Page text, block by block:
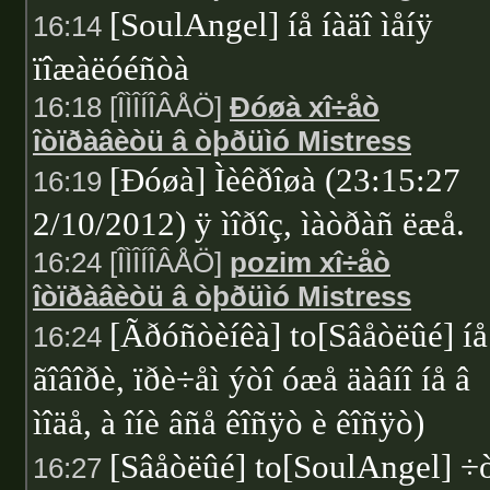
16:14 [SoulAngel] íå íàäî ìåíÿ
ïîæàëóéñòà
16:18 [ÎÌÎÍÎÂÅÖ] Ðóøà xî÷åò
îòïðàâèòü â òþðüìó Mistress
16:19 [Ðóøà] Ìèêðîøà (23:15:27
2/10/2012) ÿ ìîðîç, ìàòðàñ ëæå.
16:24 [ÎÌÎÍÎÂÅÖ] pozim xî÷åò
îòïðàâèòü â òþðüìó Mistress
16:24 [Ãðóñòèíêà] to[Sâåòëûé] íå
ãîâîðè, ïðè÷åì ýòî óæå äàâíî íå â
ìîäå, à îíè âñå êîñÿò è êîñÿò)
16:27 [Sâåòëûé] to[SoulAngel]